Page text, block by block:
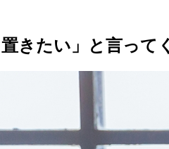
置きたい」と言って